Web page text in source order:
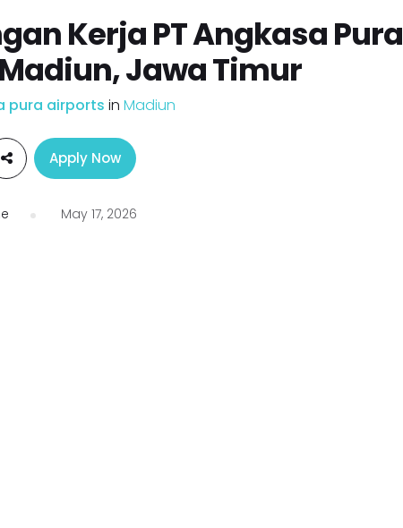
Kerja PT Angkasa Pura
Jawa Timur
pura airports in Madiun
Apply Now
May 17, 2026